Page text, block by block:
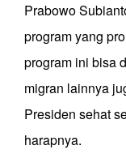
Prabowo
program yang
program ini bisa
migran lainnya
Presiden sehat
harapnya.